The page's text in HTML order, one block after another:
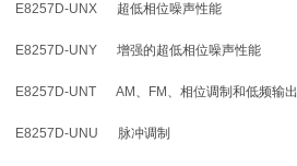
UNX 超低相位噪声性能
UNY 增强的超低相位噪声性能
UNT AM 、 FM 、相位调制和低频输出
UNU 脉冲调制